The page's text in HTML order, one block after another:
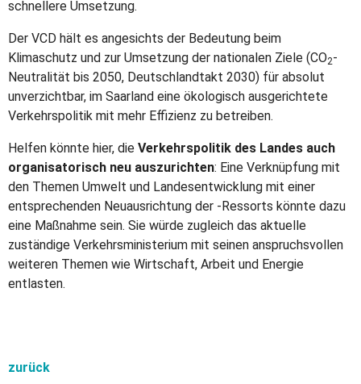
schnellere Umsetzung.
Der VCD hält es angesichts der Bedeutung beim
Klimaschutz und zur Umsetzung der nationalen Ziele (CO2-
Neutralität bis 2050, Deutschlandtakt 2030) für absolut
unverzichtbar, im Saarland eine ökologisch ausgerichtete
Verkehrspolitik mit mehr Effizienz zu betreiben.
Helfen könnte hier, die Verkehrspolitik des Landes auch
organisatorisch neu auszurichten: Eine Verknüpfung mit
den Themen Umwelt und Landesentwicklung mit einer
entsprechenden Neuausrichtung der -Ressorts könnte dazu
eine Maßnahme sein. Sie würde zugleich das aktuelle
zuständige Verkehrsministerium mit seinen anspruchsvollen
weiteren Themen wie Wirtschaft, Arbeit und Energie
entlasten.
zurück